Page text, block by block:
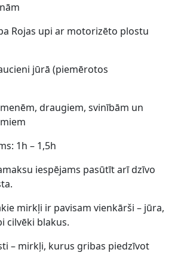
Rojas upi ar motorizēto plostu
jūrā (piemērotos
draugiem, svinībām un
1h – 1,5h
iespējams pasūtīt arī dzīvo
mirkļi ir pavisam vienkārši – jūra,
cilvēki blakus.
– mirkļi, kurus gribas piedzīvot